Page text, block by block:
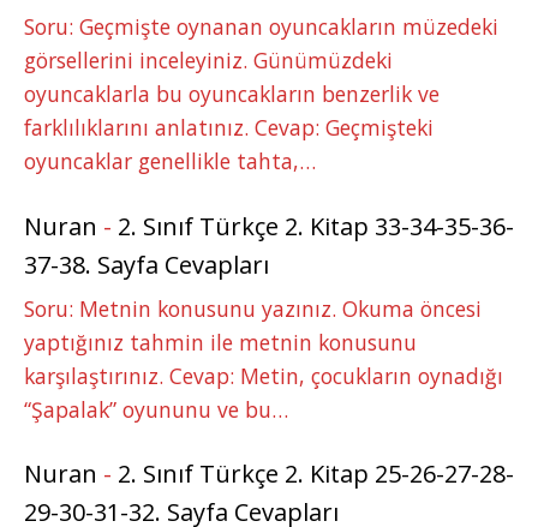
Soru: Geçmişte oynanan oyuncakların müzedeki
görsellerini inceleyiniz. Günümüzdeki
oyuncaklarla bu oyuncakların benzerlik ve
farklılıklarını anlatınız. Cevap: Geçmişteki
oyuncaklar genellikle tahta,…
Nuran - 2. Sınıf Türkçe 2. Kitap 33-34-35-36-
37-38. Sayfa Cevapları
Soru: Metnin konusunu yazınız. Okuma öncesi
yaptığınız tahmin ile metnin konusunu
karşılaştırınız. Cevap: Metin, çocukların oynadığı
“Şapalak” oyununu ve bu…
Nuran - 2. Sınıf Türkçe 2. Kitap 25-26-27-28-
29-30-31-32. Sayfa Cevapları